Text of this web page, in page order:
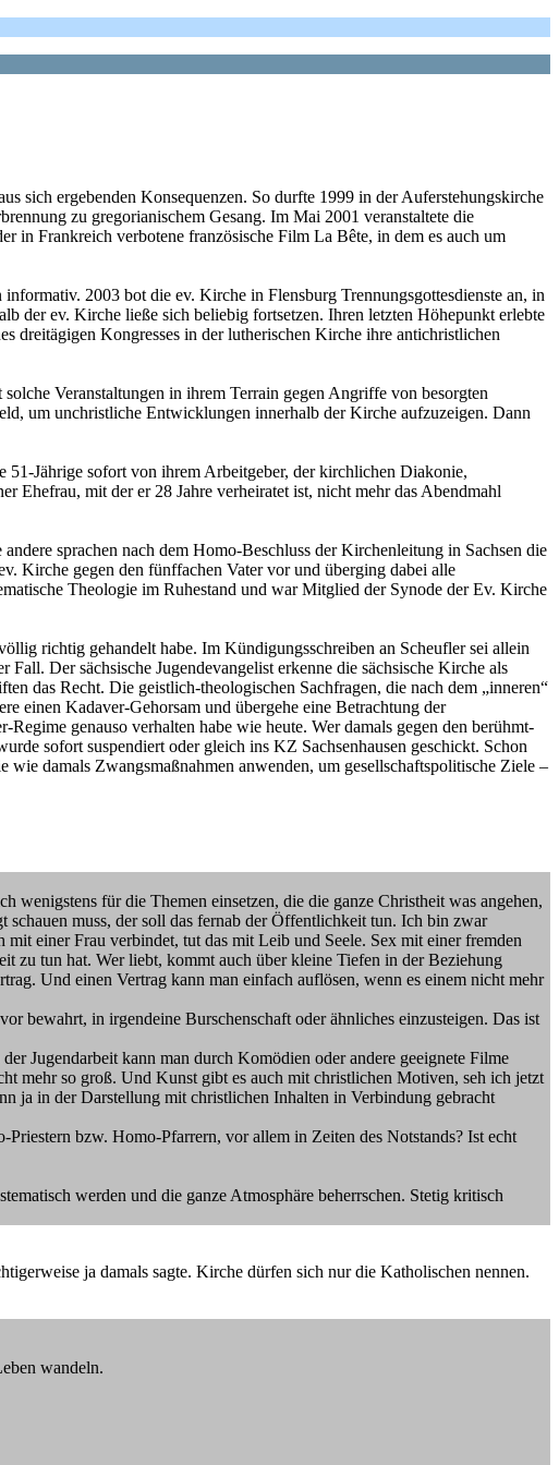
sich ergebenden Konsequenzen. So durfte 1999 in der Auferstehungskirche
zu gregorianischem Gesang. Im Mai 2001 veranstaltete die
in Frankreich verbotene französische Film La Bête, in dem es auch um
2003 bot die ev. Kirche in Flensburg Trennungsgottesdienste an, in
der ev. Kirche ließe sich beliebig fortsetzen. Ihren letzten Höhepunkt erlebte
dreitägigen Kongresses in der lutherischen Kirche ihre antichristlichen
Veranstaltungen in ihrem Terrain gegen Angriffe von besorgten
um unchristliche Entwicklungen innerhalb der Kirche aufzuzeigen. Dann
51-Jährige sofort von ihrem Arbeitgeber, der kirchlichen Diakonie,
Ehefrau, mit der er 28 Jahre verheiratet ist, nicht mehr das Abendmahl
sprachen nach dem Homo-Beschluss der Kirchenleitung in Sachsen die
Kirche gegen den fünffachen Vater vor und überging dabei alle
Theologie im Ruhestand und war Mitglied der Synode der Ev. Kirche
richtig gehandelt habe. Im Kündigungsschreiben an Scheufler sei allein
Der sächsische Jugendevangelist erkenne die sächsische Kirche als
das Recht. Die geistlich-theologischen Sachfragen, die nach dem „inneren“
einen Kadaver-Gehorsam und übergehe eine Betrachtung der
genauso verhalten habe wie heute. Wer damals gegen den berühmt-
sofort suspendiert oder gleich ins KZ Sachsenhausen geschickt. Schon
damals Zwangsmaßnahmen anwenden, um gesellschaftspolitische Ziele –
wenigstens für die Themen einsetzen, die die ganze Christheit was angehen,
muss, der soll das fernab der Öffentlichkeit tun. Ich bin zwar
einer Frau verbindet, tut das mit Leib und Seele. Sex mit einer fremden
zu tun hat. Wer liebt, kommt auch über kleine Tiefen in der Beziehung
Und einen Vertrag kann man einfach auflösen, wenn es einem nicht mehr
bewahrt, in irgendeine Burschenschaft oder ähnliches einzusteigen. Das ist
Jugendarbeit kann man durch Komödien oder andere geeignete Filme
mehr so groß. Und Kunst gibt es auch mit christlichen Motiven, seh ich jetzt
ja in der Darstellung mit christlichen Inhalten in Verbindung gebracht
bzw. Homo-Pfarrern, vor allem in Zeiten des Notstands? Ist echt
werden und die ganze Atmosphäre beherrschen. Stetig kritisch
ja damals sagte. Kirche dürfen sich nur die Katholischen nennen.
wandeln.